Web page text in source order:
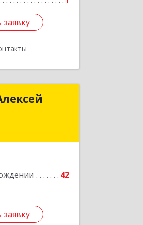
42
Алексей